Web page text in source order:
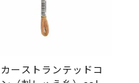
ーストランテッドコ